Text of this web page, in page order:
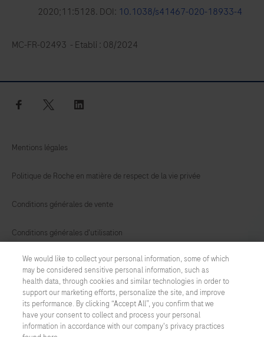
2020;11:5128. DOI: 10.1038/s41467-020-18933-4
MC-FR-02493 - Etabli : 08/2024
facebook twitter
Mentions légales
Politique de Roche en matière de respect de la vie privée
Conditions générales de vente
Conditions générales d'utilisation
Préférences en matière de cookies
Nous contacter
FRANCE /Français
We would like to collect your personal information, some of which
may be considered sensitive personal information, such as
health data, through cookies and similar technologies in order to
support our marketing efforts, personalize the site, and improve
its performance. By clicking “Accept All”, you confirm that we
have your consent to collect and process your personal
information in accordance with our company's privacy practices